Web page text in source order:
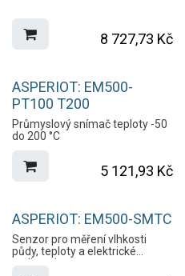
8 727,73 Kč
ASPERIOT: EM500-
PT100 T200
Průmyslový snímač teploty -50
do 200 °C
5 121,93 Kč
ASPERIOT: EM500-SMTC
Senzor pro měření vlhkosti
půdy, teploty a elektrické
vodivosti